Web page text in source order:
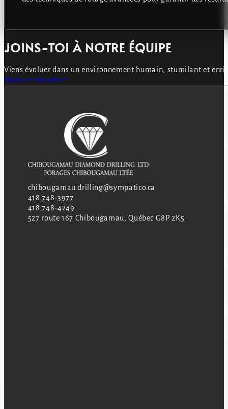
JOINS-TOI À NOTRE ÉQUIPE
Viens évoluer dans un environnement humain, stumilant et
Postuler maintant
chibougamau.drilling@sympatico.ca
418 748-3977
418 748-4249
527 route 167 Chibougamau, Québec G8P 2K5